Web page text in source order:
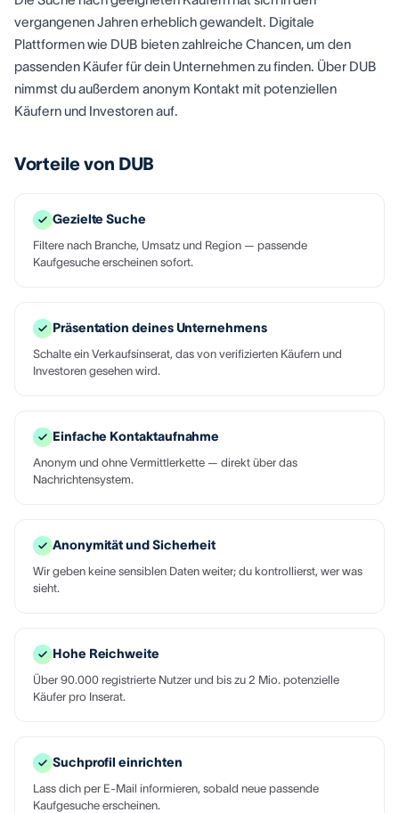
vergangenen Jahren erheblich gewandelt. Digitale
Plattformen wie DUB bieten zahlreiche Chancen, um den
passenden Käufer für dein Unternehmen zu finden. Über DUB
nimmst du außerdem anonym Kontakt mit potenziellen
Käufern und Investoren auf.
Vorteile von DUB
Gezielte Suche
Filtere nach Branche, Umsatz und Region — passende
Kaufgesuche erscheinen sofort.
Präsentation deines Unternehmens
Schalte ein Verkaufsinserat, das von verifizierten Käufern und
Investoren gesehen wird.
Einfache Kontaktaufnahme
Anonym und ohne Vermittlerkette — direkt über das
Nachrichtensystem.
Anonymität und Sicherheit
Wir geben keine sensiblen Daten weiter; du kontrollierst, wer was
sieht.
Hohe Reichweite
Über 90.000 registrierte Nutzer und bis zu 2 Mio. potenzielle
Käufer pro Inserat.
Suchprofil einrichten
Lass dich per E-Mail informieren, sobald neue passende
Kaufgesuche erscheinen.